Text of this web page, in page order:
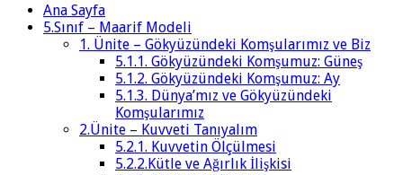
Ana Sayfa
5.Sınıf – Maarif Modeli
1. Ünite – Gökyüzündeki Komşularımız ve Biz
5.1.1. Gökyüzündeki Komşumuz: Güneş
5.1.2. Gökyüzündeki Komşumuz: Ay
5.1.3. Dünya’mız ve Gökyüzündeki
Komşularımız
2.Ünite – Kuvveti Tanıyalım
5.2.1. Kuvvetin Ölçülmesi
5.2.2.Kütle ve Ağırlık İlişkisi